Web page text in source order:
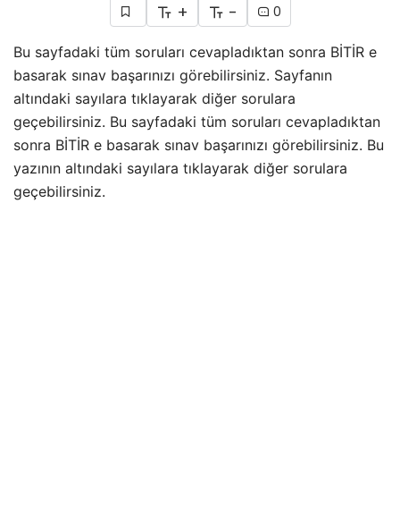
+ - 0
Bu sayfadaki tüm soruları cevapladıktan sonra BİTİR e
basarak sınav başarınızı görebilirsiniz. Sayfanın
altındaki sayılara tıklayarak diğer sorulara
geçebilirsiniz. Bu sayfadaki tüm soruları cevapladıktan
sonra BİTİR e basarak sınav başarınızı görebilirsiniz. Bu
yazının altındaki sayılara tıklayarak diğer sorulara
geçebilirsiniz.